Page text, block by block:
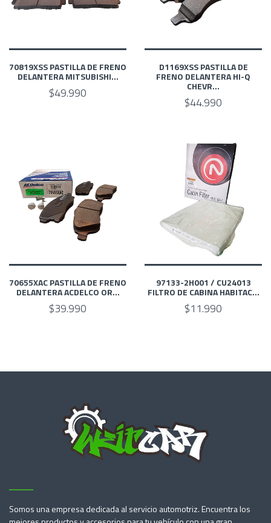
70819XSS PASTILLA DE FRENO
DELANTERA MITSUBISHI...
$49.990
D1169XSS PASTILLA DE
FRENO DELANTERA HI-Q
CHEVR...
$44.990
70655XAC PASTILLA DE FRENO
DELANTERA ACDELCO OR...
$39.990
97133-2H001 / CU24013
‎FILTRO DE CABINA HABITAC...
$11.990
Somos una empresa dedicada al servicio automotriz. Encuentra los